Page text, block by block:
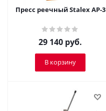
Пресс реечный Stalex AP-3
29 140 руб.
В корзину